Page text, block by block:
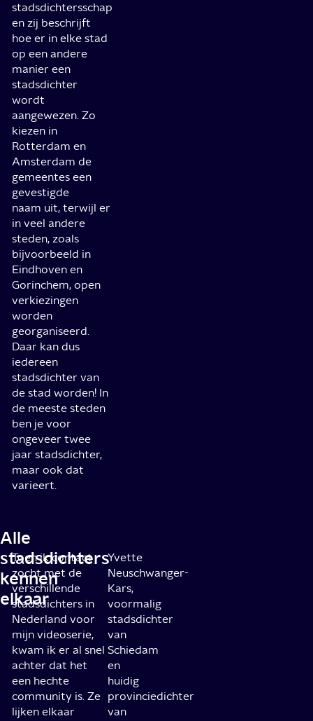
stadsdichtersschap
en zij beschrijft
hoe er in elke stad
op een andere
manier een
stadsdichter
wordt
aangewezen. Zo
kiezen in
Rotterdam en
Amsterdam de
gemeentes een
gevestigde
naam uit, terwijl er
in veel andere
steden, zoals
bijvoorbeeld in
Eindhoven en
Gorinchem, open
verkiezingen
worden
georganiseerd.
Daar kan dus
iedereen
stadsdichter van
de stad worden! In
de meeste steden
ben je voor
ongeveer twee
jaar stadsdichter,
maar ook dat
varieert.
Alle
stadsdichters
kennen
elkaar
Toen ik contact
zocht met de
verschillende
stadsdichters in
Nederland voor
mijn videoserie,
kwam ik er al snel
achter dat het
een hechte
community is. Ze
lijken elkaar
Yvette
Neuschwanger-
Kars,
voormalig
stadsdichter
van
Schiedam
en
huidig
provinciedichter
van